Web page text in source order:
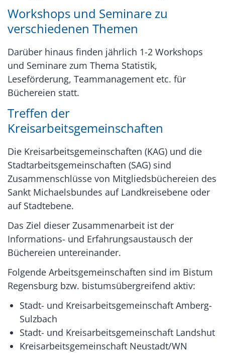
Workshops und Seminare zu
verschiedenen Themen
Darüber hinaus finden jährlich 1-2 Workshops
und Seminare zum Thema Statistik,
Leseförderung, Teammanagement etc. für
Büchereien statt.
Treffen der
Kreisarbeitsgemeinschaften
Die Kreisarbeitsgemeinschaften (KAG) und die
Stadtarbeitsgemeinschaften (SAG) sind
Zusammenschlüsse von Mitgliedsbüchereien des
Sankt Michaelsbundes auf Landkreisebene oder
auf Stadtebene.
Das Ziel dieser Zusammenarbeit ist der
Informations- und Erfahrungsaustausch der
Büchereien untereinander.
Folgende Arbeitsgemeinschaften sind im Bistum
Regensburg bzw. bistumsübergreifend aktiv:
Stadt- und Kreisarbeitsgemeinschaft Amberg-
Sulzbach
Stadt- und Kreisarbeitsgemeinschaft Landshut
Kreisarbeitsgemeinschaft Neustadt/WN